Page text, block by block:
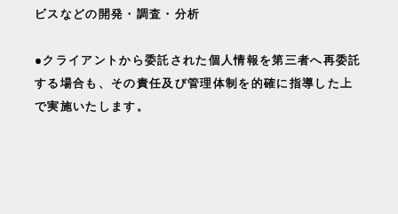
ビスなどの開発・調査・分析
●クライアントから委託された個人情報を第三者へ再委託
する場合も、その責任及び管理体制を的確に指導した上
で実施いたします。